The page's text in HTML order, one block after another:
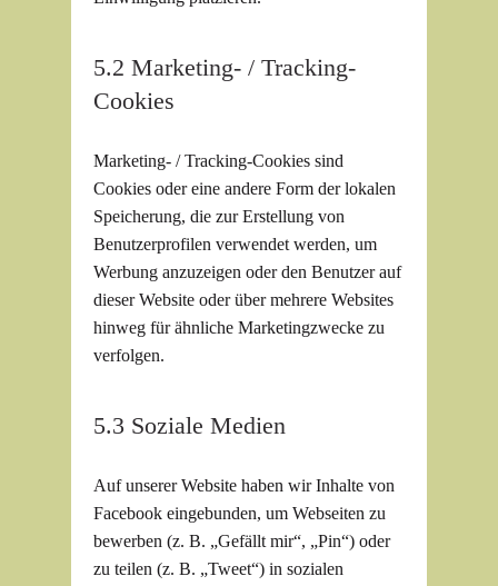
5.2 Marketing- / Tracking-
Cookies
Marketing- / Tracking-Cookies sind
Cookies oder eine andere Form der lokalen
Speicherung, die zur Erstellung von
Benutzerprofilen verwendet werden, um
Werbung anzuzeigen oder den Benutzer auf
dieser Website oder über mehrere Websites
hinweg für ähnliche Marketingzwecke zu
verfolgen.
5.3 Soziale Medien
Auf unserer Website haben wir Inhalte von
Facebook eingebunden, um Webseiten zu
bewerben (z. B. „Gefällt mir“, „Pin“) oder
zu teilen (z. B. „Tweet“) in sozialen